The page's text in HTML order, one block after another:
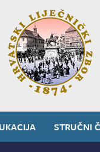
STRUČNI